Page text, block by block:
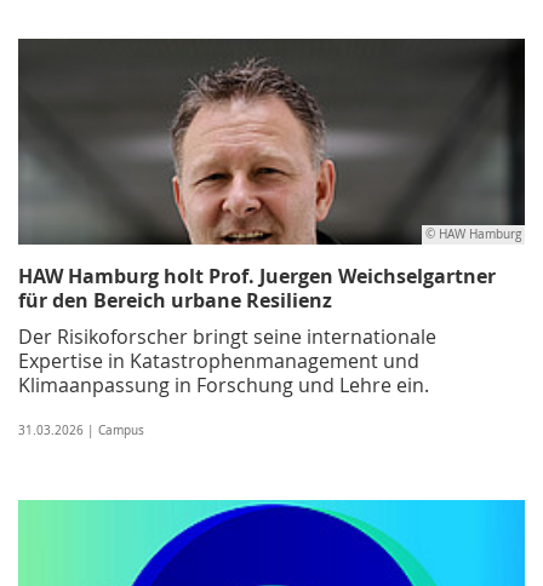
© HAW Hamburg
HAW Hamburg holt Prof. Juergen Weichselgartner
für den Bereich urbane Resilienz
Der Risikoforscher bringt seine internationale
Expertise in Katastrophenmanagement und
Klimaanpassung in Forschung und Lehre ein.
31.03.2026 | Campus